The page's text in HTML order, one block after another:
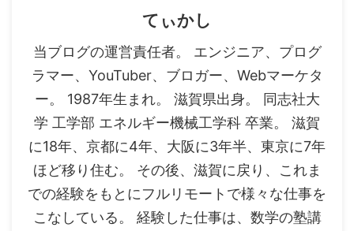
てぃかし
当ブログの運営責任者。 エンジニア、プログ
ラマー、YouTuber、ブロガー、Webマーケタ
ー。 1987年生まれ。 滋賀県出身。 同志社大
学 工学部 エネルギー機械工学科 卒業。 滋賀
に18年、京都に4年、大阪に3年半、東京に7年
ほど移り住む。 その後、滋賀に戻り、これま
での経験をもとにフルリモートで様々な仕事を
こなしている。 経験した仕事は、数学の塾講